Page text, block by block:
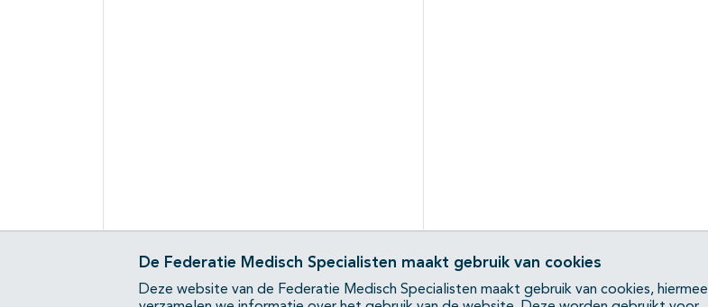
De Federatie Medisch Specialisten maakt gebruik van cookies
Deze website van de Federatie Medisch Specialisten maakt gebruik van cookies, hiermee